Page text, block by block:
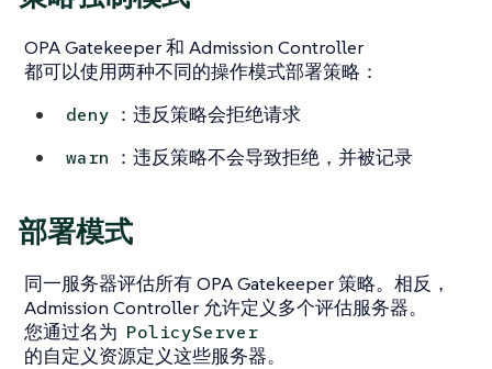
OPA Gatekeeper 和 Admission Controller
都可以使用两种不同的操作模式部署策略：
deny ：违反策略会拒绝请求
warn ：违反策略不会导致拒绝，并被记录
部署模式
同一服务器评估所有 OPA Gatekeeper 策略。相反，
Admission Controller 允许定义多个评估服务器。
您通过名为 PolicyServer
的自定义资源定义这些服务器。